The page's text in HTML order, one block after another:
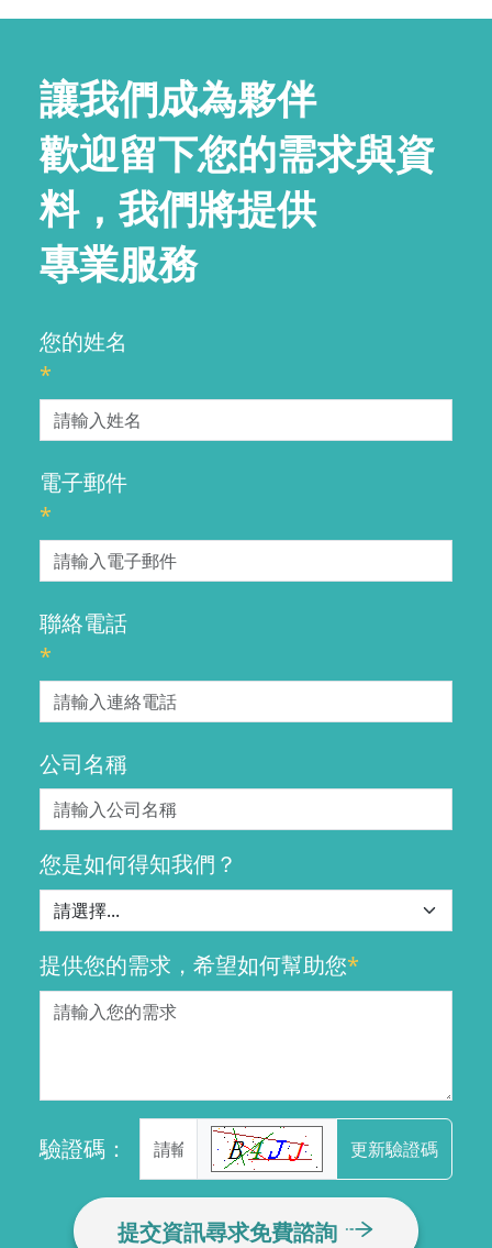
讓我們成為夥伴
歡迎留下您的需求與資
料，我們將提供
專業服務
您的姓名
*
電子郵件
*
聯絡電話
*
公司名稱
您是如何得知我們？
提供您的需求，希望如何幫助您*
驗證碼： 更新驗證碼
提交資訊尋求免費諮詢